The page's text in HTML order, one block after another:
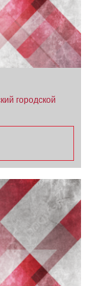
городской